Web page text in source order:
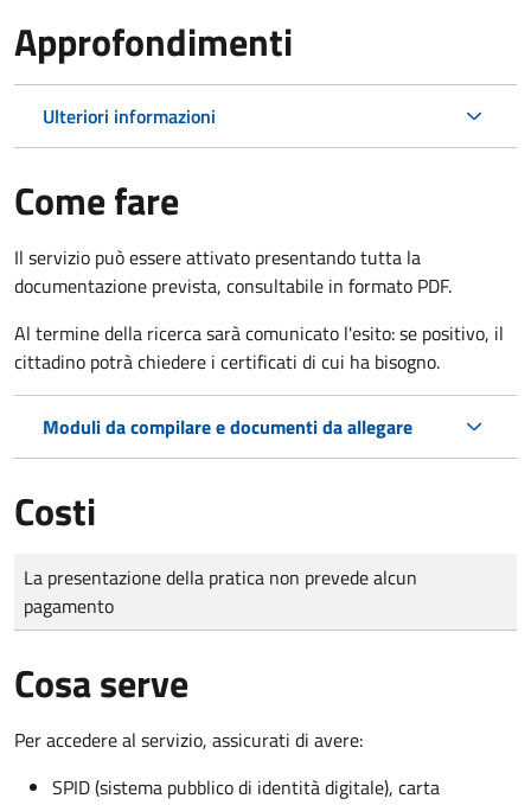
Approfondimenti
Ulteriori informazioni
Come fare
Il servizio può essere attivato presentando tutta la
documentazione prevista, consultabile in formato PDF.
Al termine della ricerca sarà comunicato l'esito: se positivo, il
cittadino potrà chiedere i certificati di cui ha bisogno.
Moduli da compilare e documenti da allegare
Costi
Tipo di pagamento
Importo
La presentazione della pratica non prevede alcun
pagamento
Cosa serve
Per accedere al servizio, assicurati di avere:
SPID (sistema pubblico di identità digitale), carta